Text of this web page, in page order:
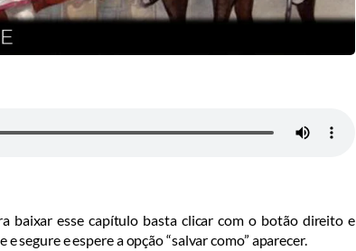
baixar esse capítulo basta clicar com o botão direito e
segure e espere a opção “salvar como” aparecer.